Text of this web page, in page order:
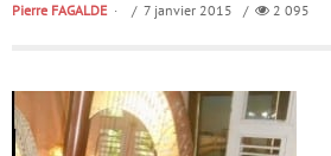
Pierre FAGALDE / 7 janvier 2015 / 2 095